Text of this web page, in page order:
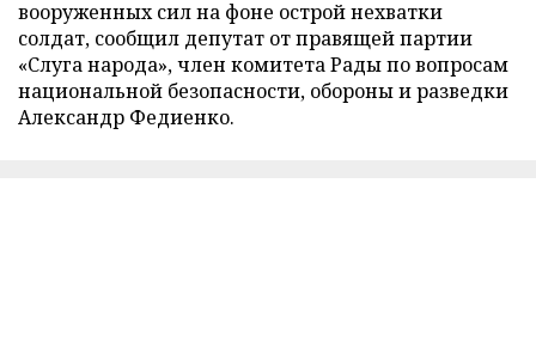
вооруженных сил на фоне острой нехватки
солдат, сообщил депутат от правящей партии
«Слуга народа», член комитета Рады по вопросам
национальной безопасности, обороны и разведки
Александр Федиенко.